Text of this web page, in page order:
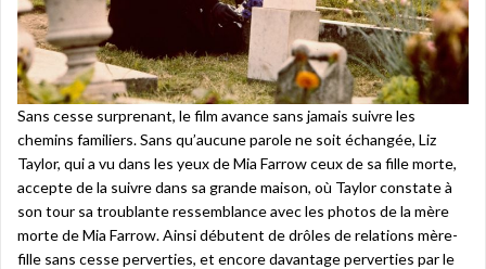
Sans cesse surprenant, le film avance sans jamais suivre les
chemins familiers. Sans qu’aucune parole ne soit échangée, Liz
Taylor, qui a vu dans les yeux de Mia Farrow ceux de sa fille morte,
accepte de la suivre dans sa grande maison, où Taylor constate à
son tour sa troublante ressemblance avec les photos de la mère
morte de Mia Farrow. Ainsi débutent de drôles de relations mère-
fille sans cesse perverties, et encore davantage perverties par le